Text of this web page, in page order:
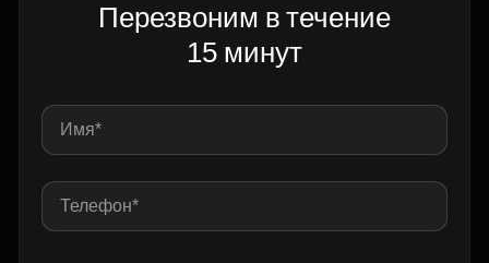
Перезвоним в течение
15 минут